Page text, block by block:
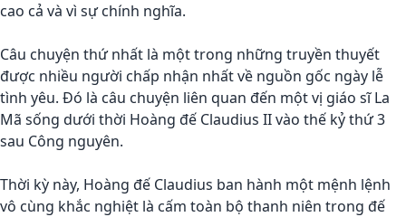
cao cả và vì sự chính nghĩa.
Câu chuyện thứ nhất là một trong những truyền thuyết
được nhiều người chấp nhận nhất về nguồn gốc ngày lễ
tình yêu. Đó là câu chuyện liên quan đến một vị giáo sĩ La
Mã sống dưới thời Hoàng đế Claudius II vào thế kỷ thứ 3
sau Công nguyên.
Thời kỳ này, Hoàng đế Claudius ban hành một mệnh lệnh
vô cùng khắc nghiệt là cấm toàn bộ thanh niên trong đế